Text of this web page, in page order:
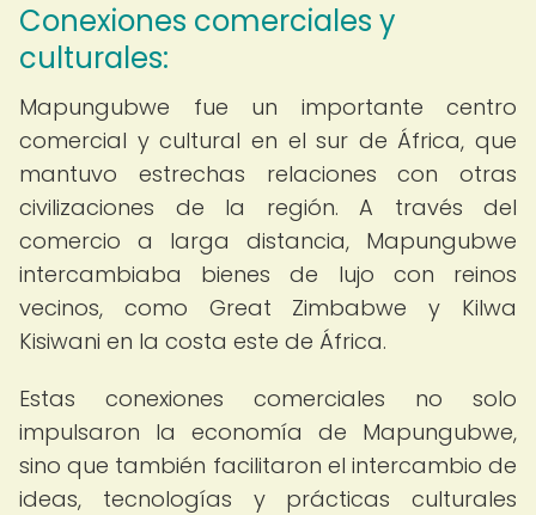
Conexiones comerciales y
culturales:
Mapungubwe fue un importante centro
comercial y cultural en el sur de África, que
mantuvo estrechas relaciones con otras
civilizaciones de la región. A través del
comercio a larga distancia, Mapungubwe
intercambiaba bienes de lujo con reinos
vecinos, como Great Zimbabwe y Kilwa
Kisiwani en la costa este de África.
Estas conexiones comerciales no solo
impulsaron la economía de Mapungubwe,
sino que también facilitaron el intercambio de
ideas, tecnologías y prácticas culturales